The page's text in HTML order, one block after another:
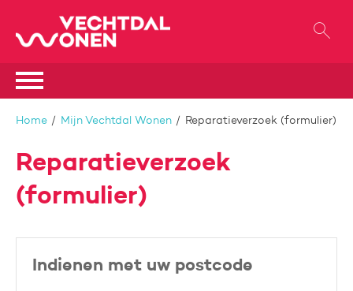
Naar hoofdinhoud
Naar hoofdnavigatiemenu
Naar zoeken
Naar de homepage
Ga naar Hoofd
Home Mijn Vechtdal Wonen Reparatieverzoek (formulier)
Reparatieverzoek
(formulier)
Indienen met uw postcode